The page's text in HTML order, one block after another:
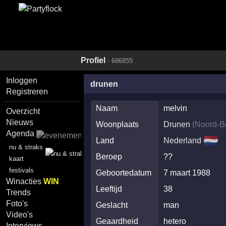
Profiel · 606855
Inloggen
Registreren
Overzicht
Nieuws
Agenda
nu & straks
kaart
festivals
WinactiesWIN
Trends
Foto's
Video's
drunen
Naam
melvin
Woonplaats
Drunen (Noord-
Land
Nederland 🇳🇱
Beroep
??
Geboortedatum
7 maart 1988
Leeftijd
38
Geslacht
man
Geaardheid
hetero